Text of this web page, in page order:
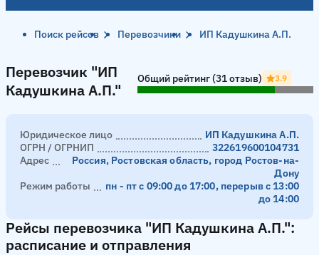
Поиск рейсов Перевозчики ИП Кадушкина А.П.
Перевозчик "ИП Кадушкина А.П."
Перевозчик "ИП
Кадушкина А.П."
Общий рейтинг (31 отзыв) 3.9
Юридическое лицо
ИП Кадушкина А.П.
ОГРН / ОГРНИП
322619600104731
Адрес
Россия, Ростовская область, город Ростов-на-
Дону
Режим работы
пн - пт с 09:00 до 17:00, перерыв с 13:00
до 14:00
Рейсы перевозчика "ИП Кадушкина А.П.":
расписание и отправления